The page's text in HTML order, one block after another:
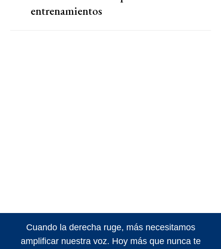
entrenamientos
Cuando la derecha ruge, más necesitamos
amplificar nuestra voz. Hoy más que nunca te